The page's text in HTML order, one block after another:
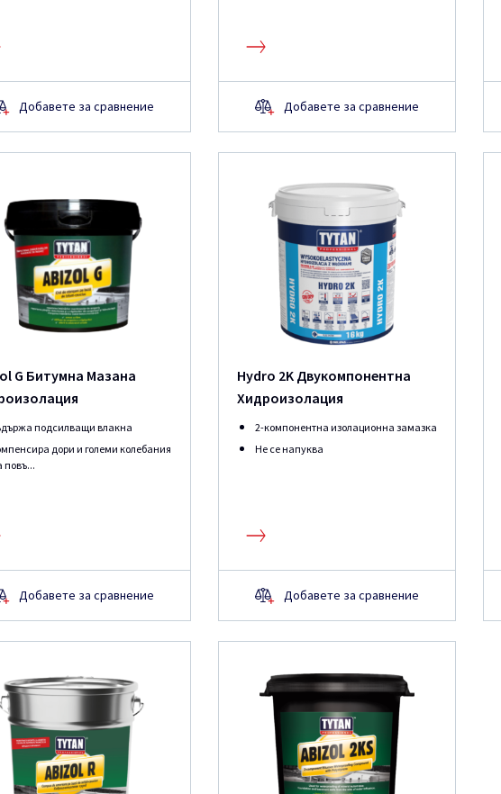
Добавете за сравнение Добавете за сравнение
G Битумна Мазана
подсилващи влакна
дори и големи колебания
повъ...
Добавете за сравнение
Hydro 2K Двукомпонентна
Хидроизолация
2-компонентна изолационна замазка
Не се напуква
Добавете за сравнение